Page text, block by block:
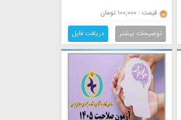
قیمت : 100,000 تومان
توضیحات بیشتر
دریافت فایل